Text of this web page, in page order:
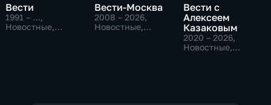
Вести
1991 – …,
Новостные,
Вести-Москва
2008 – 2026,
Новостные,
Вести с
Алексеем
Казаковым
2020 – 2026,
Новостные,